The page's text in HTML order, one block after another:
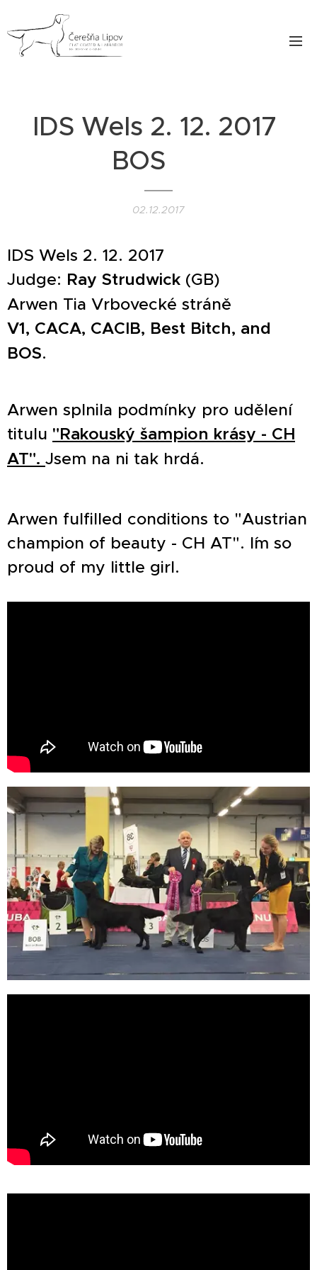
IDS Wels 2. 12. 2017
BOS ♥
02.12.2017
IDS Wels 2. 12. 2017
Judge: Ray Strudwick (GB)
Arwen Tia Vrbovecké stráně
V1, CACA, CACIB, Best Bitch, and
BOS. ♥
Arwen splnila podmínky pro udělení
titulu "Rakouský šampion krásy - CH
AT". Jsem na ni tak hrdá.
Arwen fulfilled conditions to "Austrian
champion of beauty - CH AT". I´m so
proud of my little girl.